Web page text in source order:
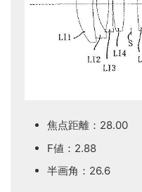
焦点距離：28.00
F値：2.88
半画角：26.6